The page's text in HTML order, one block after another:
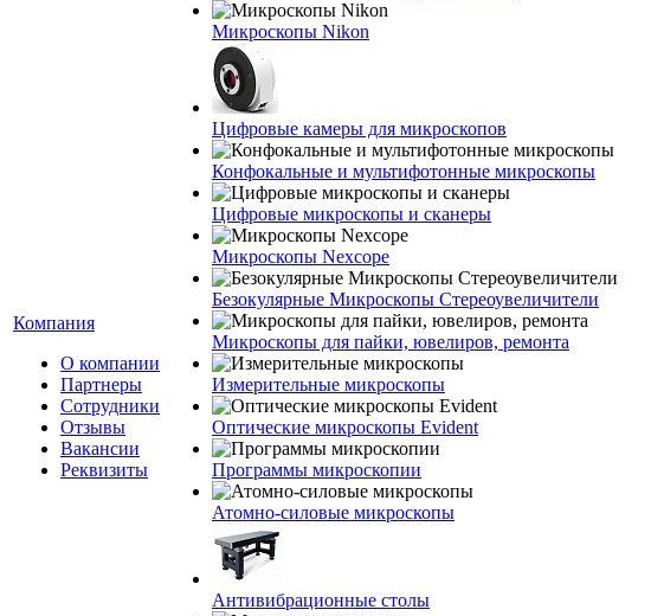
Компания
О компании
Партнеры
Сотрудники
Отзывы
Вакансии
Реквизиты
Микроскопы Nikon
Цифровые камеры для микроскопов
Конфокальные и мультифотонные микроскопы
Цифровые микроскопы и сканеры
Микроскопы Nexcope
Безокулярные Микроскопы Стереоувеличители
Микроскопы для пайки, ювелиров, ремонта
Измерительные микроскопы
Оптические микроскопы Evident
Программы микроскопии
Атомно-силовые микроскопы
Антивибрационные столы